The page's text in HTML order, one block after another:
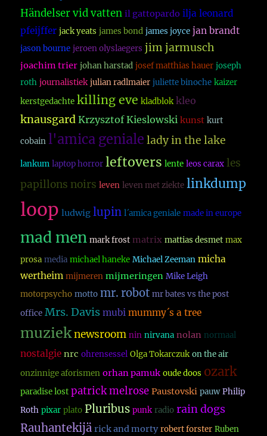
Händelser vid vatten il gattopardo ilja leonard
pfeijffer jack yeats james bond james joyce jan brandt
jason bourne jeroen olyslaegers jim jarmusch
joachim trier johan harstad josef matthias hauer joseph
roth journalistiek julian radlmaier juliette binoche kaizer
kerstgedachte killing eve kladblok kleo
knausgard Krzysztof Kieslowski kunst kurt
cobain l'amica geniale lady in the lake
lankum laptop horror leftovers lente leos carax les
papillons noirs leven leven met ziekte linkdump
loop ludwig lupin l´amica geniale made in europe
mad men mark frost matrix mattias desmet max
prosa media michael haneke Michael Zeeman micha
wertheim mijmeren mijmeringen Mike Leigh
motorpsycho motto mr. robot mr bates vs the post
office Mrs. Davis mubi mummy´s a tree
muzieknewsroom nin nirvana nolan normaal
nostalgie nrc ohrensessel Olga Tokarczuk on the air
onzinnige aforismen orhan pamuk oude doos ozark
paradise lost patrick melrose Paustovski pauw Philip
Roth pixar plato Pluribus punk radio rain dogs
Rauhantekijä rick and morty robert forster Ruben